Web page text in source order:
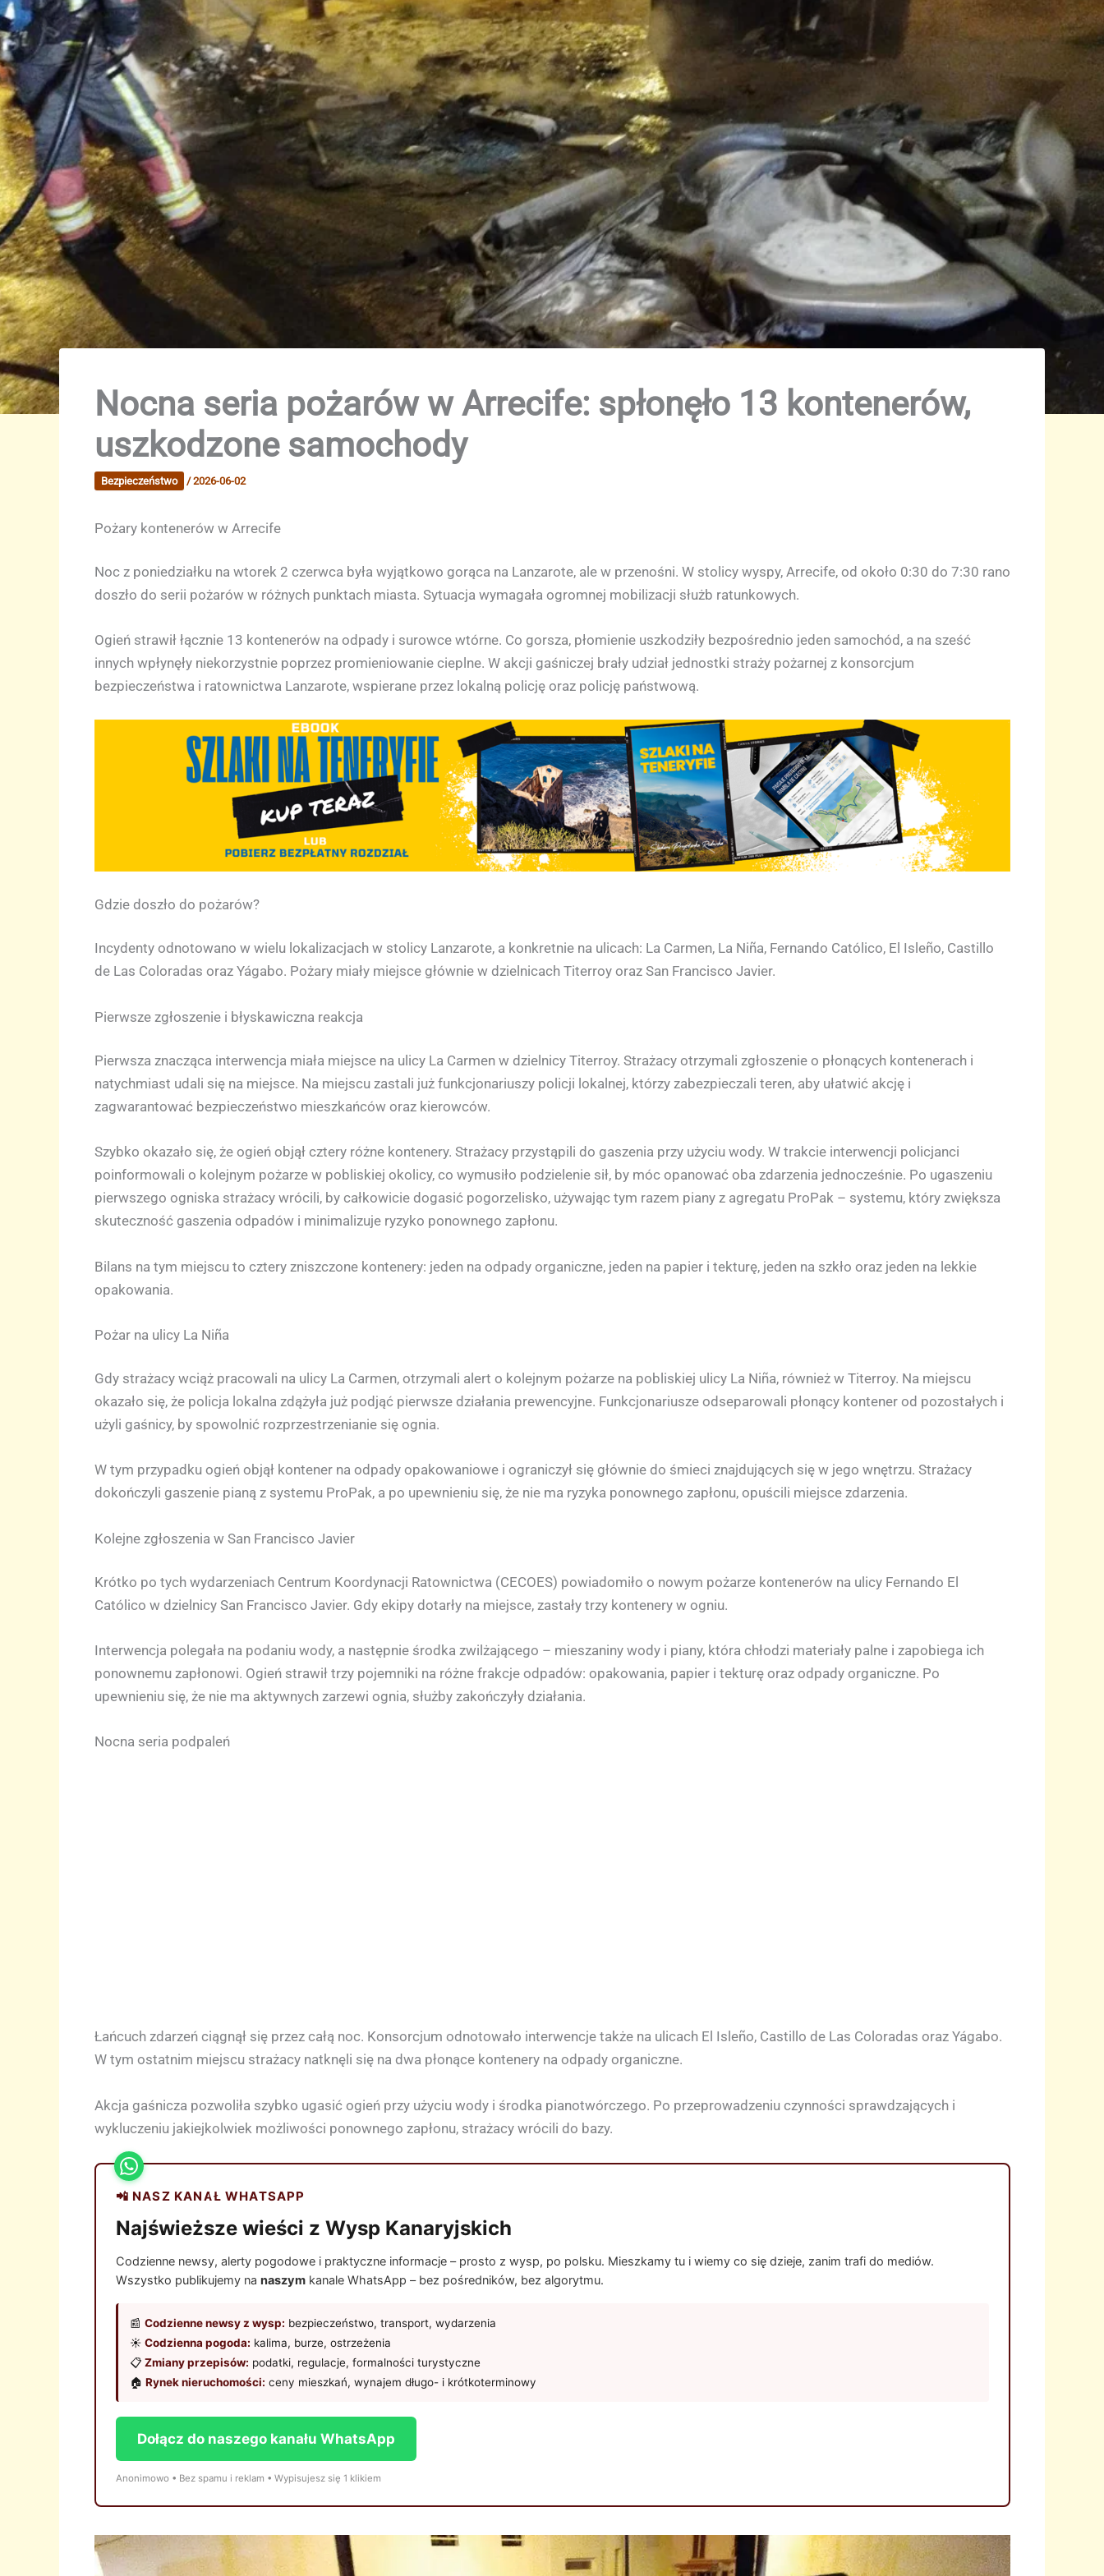
Nocna seria pożarów w Arrecife: spłonęło 13 kontenerów,
uszkodzone samochody
Bezpieczeństwo /2026-06-02
Pożary kontenerów w Arrecife
Noc z poniedziałku na wtorek 2 czerwca była wyjątkowo gorąca na Lanzarote, ale w przenośni. W stolicy wyspy, Arrecife, od około 0:30 do 7:30 rano
doszło do serii pożarów w różnych punktach miasta. Sytuacja wymagała ogromnej mobilizacji służb ratunkowych.
Ogień strawił łącznie 13 kontenerów na odpady i surowce wtórne. Co gorsza, płomienie uszkodziły bezpośrednio jeden samochód, a na sześć
innych wpłynęły niekorzystnie poprzez promieniowanie cieplne. W akcji gaśniczej brały udział jednostki straży pożarnej z konsorcjum
bezpieczeństwa i ratownictwa Lanzarote, wspierane przez lokalną policję oraz policję państwową.
Gdzie doszło do pożarów?
Incydenty odnotowano w wielu lokalizacjach w stolicy Lanzarote, a konkretnie na ulicach: La Carmen, La Niña, Fernando Católico, El Isleño, Castillo
de Las Coloradas oraz Yágabo. Pożary miały miejsce głównie w dzielnicach Titerroy oraz San Francisco Javier.
Pierwsze zgłoszenie i błyskawiczna reakcja
Pierwsza znacząca interwencja miała miejsce na ulicy La Carmen w dzielnicy Titerroy. Strażacy otrzymali zgłoszenie o płonących kontenerach i
natychmiast udali się na miejsce. Na miejscu zastali już funkcjonariuszy policji lokalnej, którzy zabezpieczali teren, aby ułatwić akcję i
zagwarantować bezpieczeństwo mieszkańców oraz kierowców.
Szybko okazało się, że ogień objął cztery różne kontenery. Strażacy przystąpili do gaszenia przy użyciu wody. W trakcie interwencji policjanci
poinformowali o kolejnym pożarze w pobliskiej okolicy, co wymusiło podzielenie sił, by móc opanować oba zdarzenia jednocześnie. Po ugaszeniu
pierwszego ogniska strażacy wrócili, by całkowicie dogasić pogorzelisko, używając tym razem piany z agregatu ProPak – systemu, który zwiększa
skuteczność gaszenia odpadów i minimalizuje ryzyko ponownego zapłonu.
Bilans na tym miejscu to cztery zniszczone kontenery: jeden na odpady organiczne, jeden na papier i tekturę, jeden na szkło oraz jeden na lekkie
opakowania.
Pożar na ulicy La Niña
Gdy strażacy wciąż pracowali na ulicy La Carmen, otrzymali alert o kolejnym pożarze na pobliskiej ulicy La Niña, również w Titerroy. Na miejscu
okazało się, że policja lokalna zdążyła już podjąć pierwsze działania prewencyjne. Funkcjonariusze odseparowali płonący kontener od pozostałych i
użyli gaśnicy, by spowolnić rozprzestrzenianie się ognia.
W tym przypadku ogień objął kontener na odpady opakowaniowe i ograniczył się głównie do śmieci znajdujących się w jego wnętrzu. Strażacy
dokończyli gaszenie pianą z systemu ProPak, a po upewnieniu się, że nie ma ryzyka ponownego zapłonu, opuścili miejsce zdarzenia.
Kolejne zgłoszenia w San Francisco Javier
Krótko po tych wydarzeniach Centrum Koordynacji Ratownictwa (CECOES) powiadomiło o nowym pożarze kontenerów na ulicy Fernando El
Católico w dzielnicy San Francisco Javier. Gdy ekipy dotarły na miejsce, zastały trzy kontenery w ogniu.
Interwencja polegała na podaniu wody, a następnie środka zwilżającego – mieszaniny wody i piany, która chłodzi materiały palne i zapobiega ich
ponownemu zapłonowi. Ogień strawił trzy pojemniki na różne frakcje odpadów: opakowania, papier i tekturę oraz odpady organiczne. Po
upewnieniu się, że nie ma aktywnych zarzewi ognia, służby zakończyły działania.
Nocna seria podpaleń
Łańcuch zdarzeń ciągnął się przez całą noc. Konsorcjum odnotowało interwencje także na ulicach El Isleño, Castillo de Las Coloradas oraz Yágabo.
W tym ostatnim miejscu strażacy natknęli się na dwa płonące kontenery na odpady organiczne.
Akcja gaśnicza pozwoliła szybko ugasić ogień przy użyciu wody i środka pianotwórczego. Po przeprowadzeniu czynności sprawdzających i
wykluczeniu jakiejkolwiek możliwości ponownego zapłonu, strażacy wrócili do bazy.
📲 NASZ KANAŁ WHATSAPP
Najświeższe wieści z Wysp Kanaryjskich
Codzienne newsy, alerty pogodowe i praktyczne informacje – prosto z wysp, po polsku. Mieszkamy tu i wiemy co się dzieje, zanim trafi do mediów.
Wszystko publikujemy na naszymkanale WhatsApp – bez pośredników, bez algorytmu.
📰 Codzienne newsy z wysp: bezpieczeństwo, transport, wydarzenia
☀️ Codzienna pogoda: kalima, burze, ostrzeżenia
📋 Zmiany przepisów: podatki, regulacje, formalności turystyczne
🏠 Rynek nieruchomości: ceny mieszkań, wynajem długo- i krótkoterminowy
Dołącz do naszego kanału WhatsApp
Anonimowo • Bez spamu i reklam • Wypisujesz się 1 klikiem